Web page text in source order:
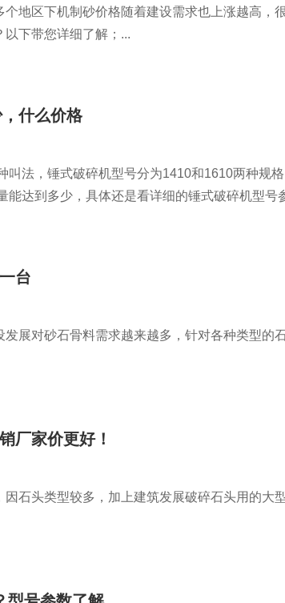
地区下机制砂价格随着建设需求也上涨越高，
下带您详细了解；...
什么价格
叫法，锤式破碎机型号分为1410和1610两种规
能达到多少，具体还是看详细的锤式破碎机型
台
展对砂石骨料需求越来越多，针对各种类型
厂家价更好！
石头类型较多，加上建筑发展破碎石头用的